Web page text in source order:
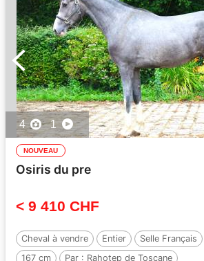
4 1
NOUVEAU
Osiris du pre
< 9 410 CHF
Cheval à vendre Entier Selle Français
167 cm
Par : Rahotep de Toscane